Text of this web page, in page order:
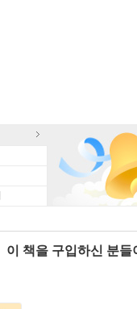
이 책을 구입하신 분